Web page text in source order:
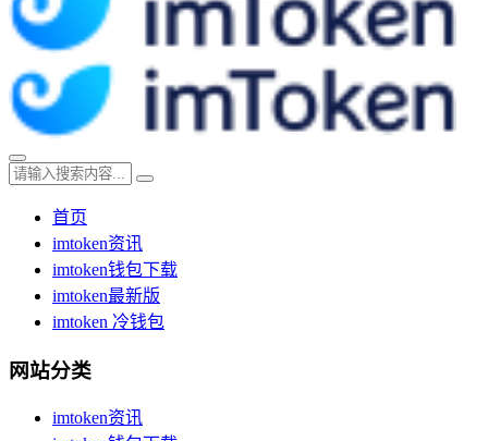
首页
imtoken资讯
imtoken钱包下载
imtoken最新版
imtoken 冷钱包
网站分类
imtoken资讯